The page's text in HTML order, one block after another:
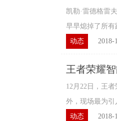
凯勒·雷德格雷
早早熄掉了所
动态
2018-
王者荣耀
12月22日，王
外，现场最为
动态
2018-